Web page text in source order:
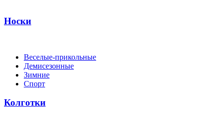
Носки
Веселые-прикольные
Демисезонные
Зимние
Спорт
Колготки